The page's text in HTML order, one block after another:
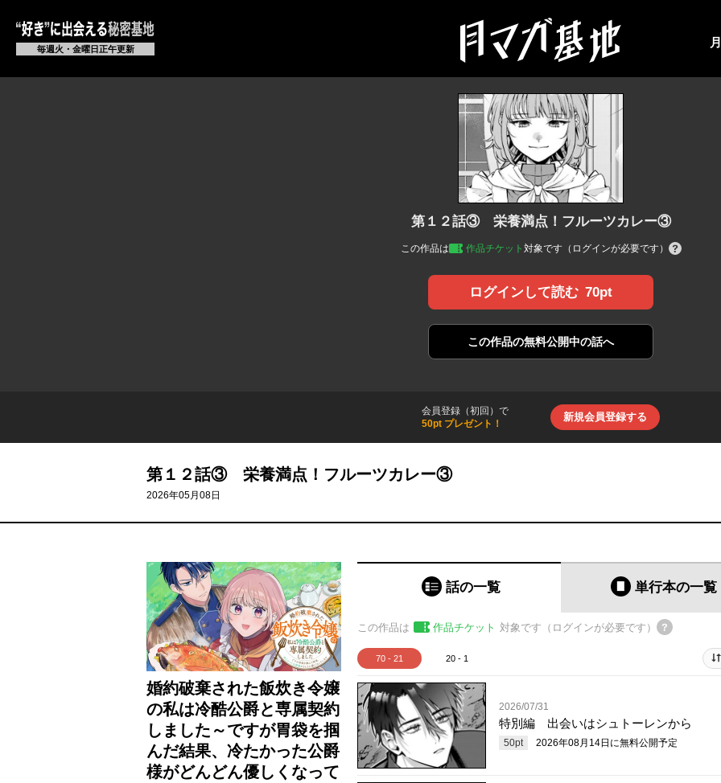
毎週火・金曜日正午更新
第１２話③ 栄養満点！フルーツカレー③
この作品は 作品チケット 対象です（ログインが必要です）
ログインして読む 70pt
この作品の無料公開中の話へ
会員登録（初回）で
50pt プレゼント！
新規会員登録する
第１２話③ 栄養満点！フルーツカレー③
2026年05月08日
婚約破棄された飯炊き令嬢
の私は冷酷公爵と専属契約
しました～ですが胃袋を掴
んだ結果、冷たかった公爵
様がどんどん優しくなって
話の一覧 単行本の一覧
この作品は 作品チケット 対象です（ログインが必要です）
70 - 21 20 - 1
2026/07/31
特別編 出会いはシュトーレンから
50pt 2026年08月14日 に無料公開予定